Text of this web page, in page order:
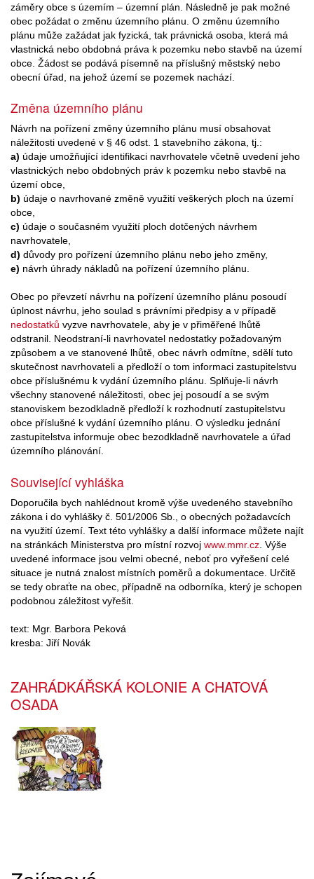
záměry obce s územím – územní plán. Následně je pak možné
obec požádat o změnu územního plánu. O změnu územního
plánu může zažádat jak fyzická, tak právnická osoba, která má
vlastnická nebo obdobná práva k pozemku nebo stavbě na území
obce. Žádost se podává písemně na příslušný městský nebo
obecní úřad, na jehož území se pozemek nachází.
Změna územního plánu
Návrh na pořízení změny územního plánu musí obsahovat
náležitosti uvedené v § 46 odst. 1 stavebního zákona, tj.:
a) údaje umožňující identifikaci navrhovatele včetně uvedení jeho
vlastnických nebo obdobných práv k pozemku nebo stavbě na
území obce,
b) údaje o navrhované změně využití veškerých ploch na území
obce,
c) údaje o současném využití ploch dotčených návrhem
navrhovatele,
d) důvody pro pořízení územního plánu nebo jeho změny,
e) návrh úhrady nákladů na pořízení územního plánu.
Obec po převzetí návrhu na pořízení územního plánu posoudí
úplnost návrhu, jeho soulad s právními předpisy a v případě
nedostatků vyzve navrhovatele, aby je v přiměřené lhůtě
odstranil. Neodstraní-li navrhovatel nedostatky požadovaným
způsobem a ve stanovené lhůtě, obec návrh odmítne, sdělí tuto
skutečnost navrhovateli a předloží o tom informaci zastupitelstvu
obce příslušnému k vydání územního plánu. Splňuje-li návrh
všechny stanovené náležitosti, obec jej posoudí a se svým
stanoviskem bezodkladně předloží k rozhodnutí zastupitelstvu
obce příslušné k vydání územního plánu. O výsledku jednání
zastupitelstva informuje obec bezodkladně navrhovatele a úřad
územního plánování.
Související vyhláška
Doporučila bych nahlédnout kromě výše uvedeného stavebního
zákona i do vyhlášky č. 501/2006 Sb., o obecných požadavcích
na využití území. Text této vyhlášky a další informace můžete najít
na stránkách Ministerstva pro místní rozvoj www.mmr.cz . Výše
uvedené informace jsou velmi obecné, neboť pro vyřešení celé
situace je nutná znalost místních poměrů a dokumentace. Určitě
se tedy obraťte na obec, případně na odborníka, který je schopen
podobnou záležitost vyřešit.
text: Mgr. Barbora Peková
kresba: Jiří Novák
ZAHRÁDKÁŘSKÁ KOLONIE A CHATOVÁ
OSADA